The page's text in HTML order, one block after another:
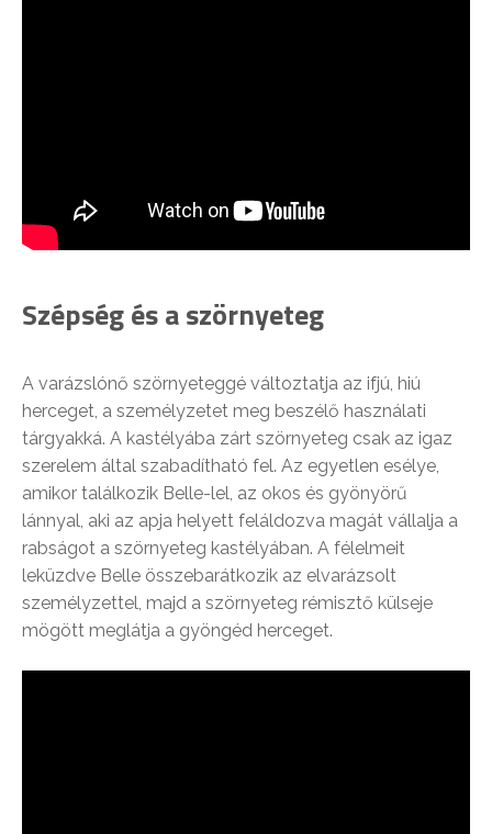
Szépség és a szörnyeteg
A varázslónő szörnyeteggé változtatja az ifjú, hiú
herceget, a személyzetet meg beszélő használati
tárgyakká. A kastélyába zárt szörnyeteg csak az igaz
szerelem által szabadítható fel. Az egyetlen esélye,
amikor találkozik Belle-lel, az okos és gyönyörű
lánnyal, aki az apja helyett feláldozva magát vállalja a
rabságot a szörnyeteg kastélyában. A félelmeit
leküzdve Belle összebarátkozik az elvarázsolt
személyzettel, majd a szörnyeteg rémisztő külseje
mögött meglátja a gyöngéd herceget.